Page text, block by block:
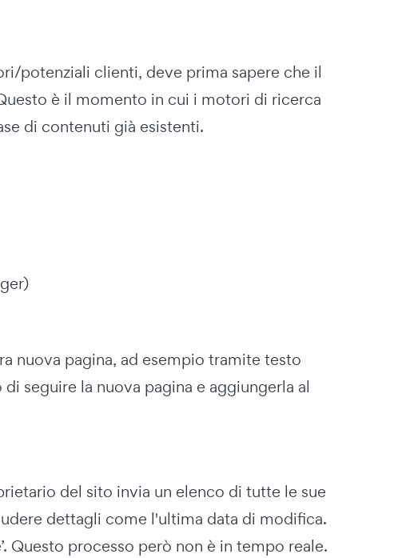
potenziali clienti, deve prima sapere che il
è il momento in cui i motori di ricerca
di contenuti già esistenti.
nuova pagina, ad esempio tramite testo
seguire la nuova pagina e aggiungerla al
del sito invia un elenco di tutte le sue
dettagli come l'ultima data di modifica.
Questo processo però non è in tempo reale.